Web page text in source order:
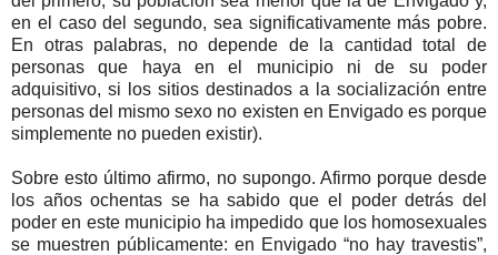
en el caso del segundo, sea significativamente más pobre.
En otras palabras, no depende de la cantidad total de
personas que haya en el municipio ni de su poder
adquisitivo, si los sitios destinados a la socialización entre
personas del mismo sexo no existen en Envigado es porque
simplemente no pueden existir).
Sobre esto último afirmo, no supongo. Afirmo porque desde
los años ochentas se ha sabido que el poder detrás del
poder en este municipio ha impedido que los homosexuales
se muestren públicamente: en Envigado “no hay travestis”,